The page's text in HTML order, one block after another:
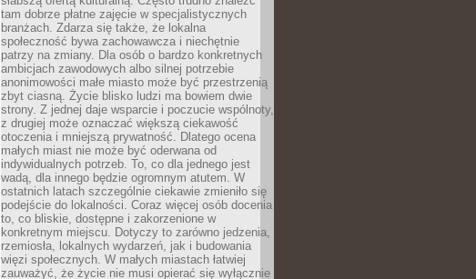
tam dobrze płatne zajęcie w specjalistycznych
branżach. Zdarza się także, że lokalna
społeczność bywa zachowawcza i niechętnie
patrzy na zmiany. Dla osób o bardzo konkretnych
ambicjach zawodowych albo silnej potrzebie
anonimowości małe miasto może być przestrzenią
zbyt ciasną. Życie blisko ludzi ma bowiem dwie
strony. Z jednej daje wsparcie i poczucie wspólnoty,
z drugiej może oznaczać większą ciekawość
otoczenia i mniejszą prywatność. Dlatego ocena
małych miast nie może być oderwana od
indywidualnych potrzeb. To, co dla jednego jest
wadą, dla innego będzie ogromnym atutem. W
ostatnich latach szczególnie ciekawie zmieniło się
podejście do lokalności. Coraz więcej osób docenia
to, co bliskie, dostępne i zakorzenione w
konkretnym miejscu. Dotyczy to zarówno jedzenia,
rzemiosła, lokalnych wydarzeń, jak i budowania
więzi społecznych. W małych miastach łatwiej
zauważyć, że życie nie musi opierać się wyłącznie